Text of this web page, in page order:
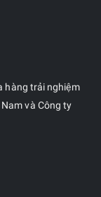
để tìm kiếm
bạn có thể
cần
bảng bằng
ảnh, video hay
hai lần chạm
cần và quay lại
hiện. Khoanh
hàng trải nghiệm
và Công ty